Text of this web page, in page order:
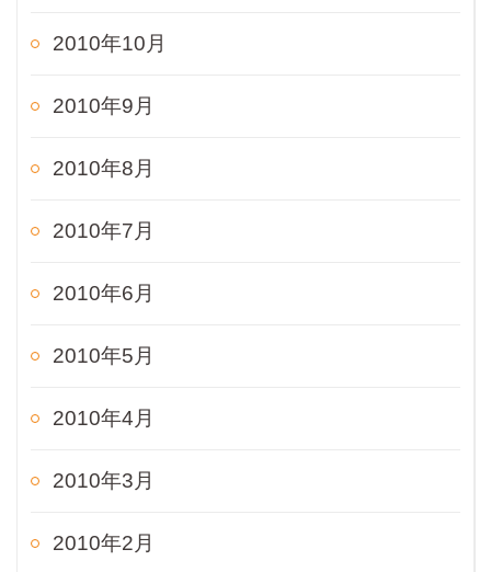
2010年10月
2010年9月
2010年8月
2010年7月
2010年6月
2010年5月
2010年4月
2010年3月
2010年2月